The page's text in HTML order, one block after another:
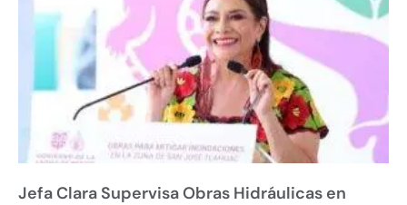
Jefa Clara Supervisa Obras Hidráulicas en